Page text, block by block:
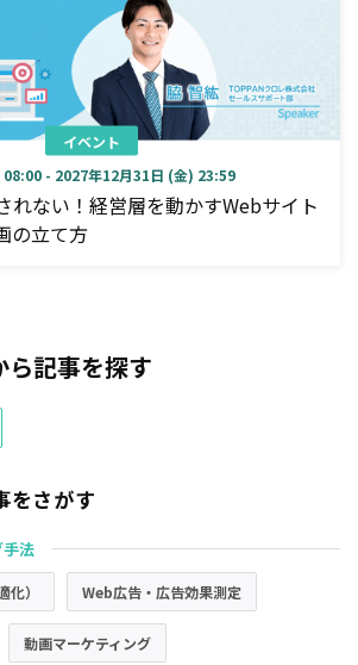
イベント
- 2027年12月31日 (金) 23:59
れない！経営層を動かすWebサイト
の立て方
ら記事を探す
をさがす
法
） Web広告・広告効果測定
動画マーケティング